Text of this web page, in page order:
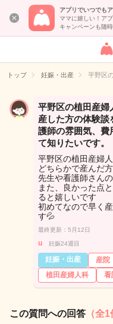
アプリでいつでもア
ママに嬉しい！ア
キャンペーンも随時
女
イ
トップ 妊娠・出産 平野区
平野区の植田産婦
産した方の体験
護師の雰囲気、費
て知りたいです。
平野区の植田産婦
どちらかで産んだ
先生や看護師さん
また、良かった点
ると嬉しいです
初めてなので早く
す💦
最終更新：5月12日
u 妊娠24週目
妊娠・出産 産院
植田産婦人科
看
この質問への回答 （全1